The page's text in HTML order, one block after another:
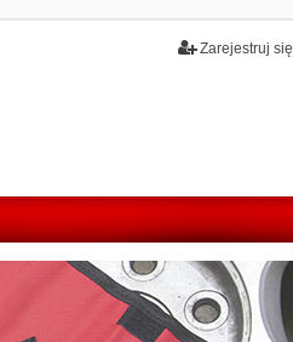
Zarejestruj się